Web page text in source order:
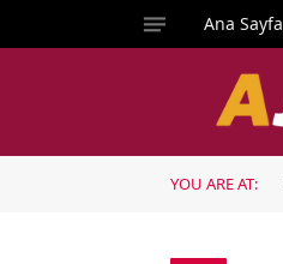
Ana Sayfa
YOU ARE AT: